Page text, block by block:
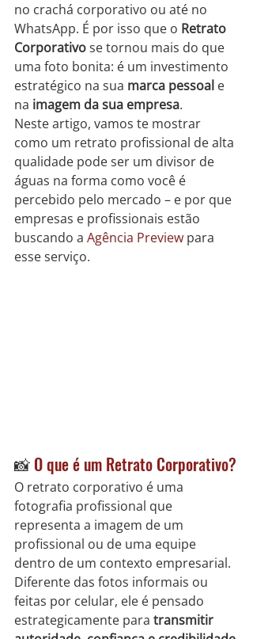
no crachá corporativo ou até no
WhatsApp. É por isso que o Retrato
Corporativo se tornou mais do que
uma foto bonita: é um investimento
estratégico na sua marca pessoal e
na imagem da sua empresa.
Neste artigo, vamos te mostrar
como um retrato profissional de alta
qualidade pode ser um divisor de
águas na forma como você é
percebido pelo mercado – e por que
empresas e profissionais estão
buscando a Agência Preview para
esse serviço.
📸 O que é um Retrato Corporativo?
O retrato corporativo é uma
fotografia profissional que
representa a imagem de um
profissional ou de uma equipe
dentro de um contexto empresarial.
Diferente das fotos informais ou
feitas por celular, ele é pensado
estrategicamente para transmitir